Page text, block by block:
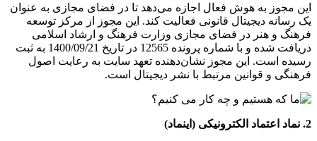
این مجوز به هوش فعال اجازه می‌دهد تا در فضای مجازی به عنوان
یک رسانه دیجیتال قانونی فعالیت کند. این مجوز از مرکز توسعه
فرهنگ و هنر در فضای مجازی وزارت فرهنگ و ارشاد اسلامی
دریافت شده و با شماره پرونده 12565 در تاریخ 1400/09/21 به ثبت
رسیده است. این مجوز نشان‌دهنده تعهد سایت به رعایت اصول
فرهنگی و قوانین مرتبط با نشر دیجیتال است.
2. نماد اعتماد الکترونیکی (اینماد)